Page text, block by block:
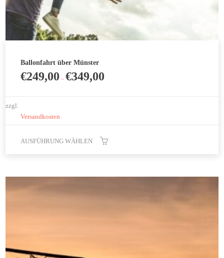
Ballonfahrt über Münster
€249,00 –€349,00
zzgl.
Versandkosten
AUSFÜHRUNG WÄHLEN
können